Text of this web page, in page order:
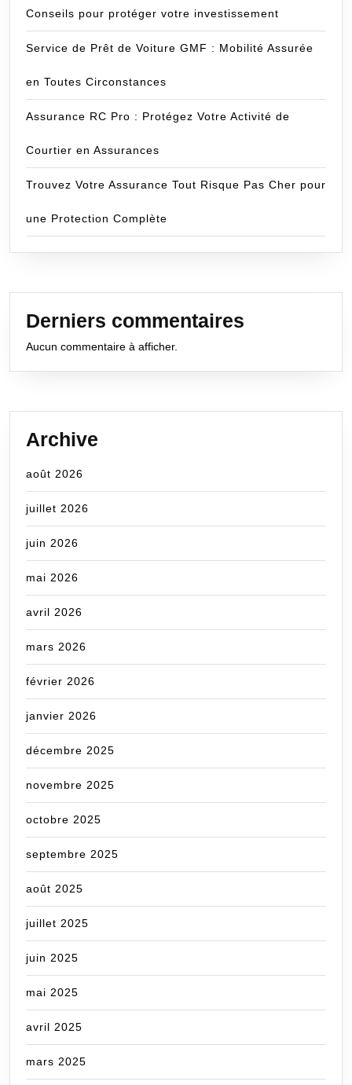
Conseils pour protéger votre investissement
Service de Prêt de Voiture GMF : Mobilité Assurée
en Toutes Circonstances
Assurance RC Pro : Protégez Votre Activité de
Courtier en Assurances
Trouvez Votre Assurance Tout Risque Pas Cher pour
une Protection Complète
Derniers commentaires
Aucun commentaire à afficher.
Archive
août 2026
juillet 2026
juin 2026
mai 2026
avril 2026
mars 2026
février 2026
janvier 2026
décembre 2025
novembre 2025
octobre 2025
septembre 2025
août 2025
juillet 2025
juin 2025
mai 2025
avril 2025
mars 2025